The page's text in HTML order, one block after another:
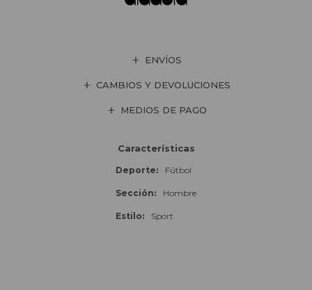
ENVÍOS
CAMBIOS Y DEVOLUCIONES
MEDIOS DE PAGO
Características
Deporte Fútbol
Sección Hombre
Estilo Sport